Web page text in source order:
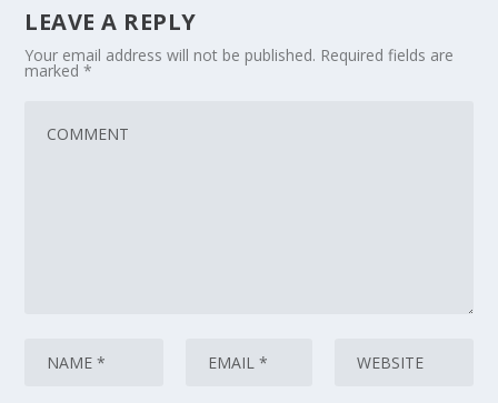
LEAVE A REPLY
Your email address will not be published. Required fields are
marked*